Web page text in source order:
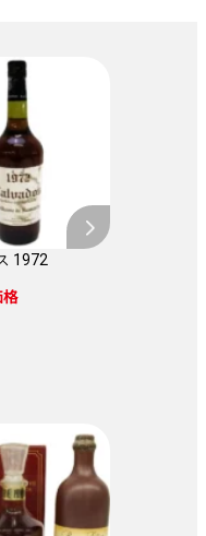
1972